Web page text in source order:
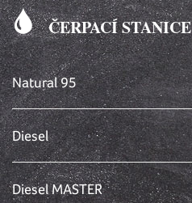
ČERPACÍ STANICE
Natural 95
Diesel
Diesel MASTER